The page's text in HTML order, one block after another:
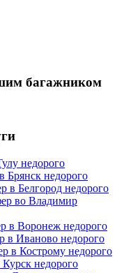
багажником
недорого
Брянск недорого
в Белгород недорого
во Владимир
в Воронеж недорого
в Иваново недорого
в Кострому недорого
недорого